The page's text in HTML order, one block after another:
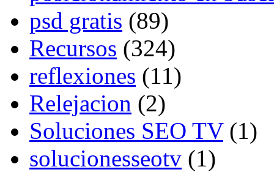
psd gratis (89)
Recursos (324)
reflexiones (11)
Relejacion (2)
Soluciones SEO TV(1)
solucionesseotv (1)